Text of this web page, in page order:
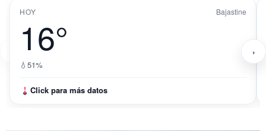
HOY Bajastine
16°
💧 51%
Click para más datos
›